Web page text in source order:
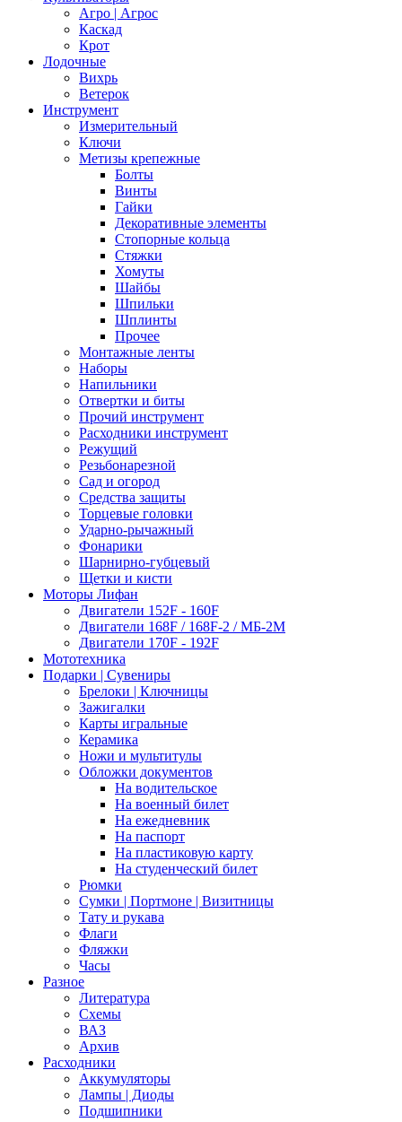
Агро | Агрос
Каскад
Крот
Лодочные
Вихрь
Ветерок
Инструмент
Измерительный
Ключи
Метизы крепежные
Болты
Винты
Гайки
Декоративные элементы
Стопорные кольца
Стяжки
Хомуты
Шайбы
Шпильки
Шплинты
Прочее
Монтажные ленты
Наборы
Напильники
Отвертки и биты
Прочий инструмент
Расходники инструмент
Режущий
Резьбонарезной
Сад и огород
Средства защиты
Торцевые головки
Ударно-рычажный
Фонарики
Шарнирно-губцевый
Щетки и кисти
Моторы Лифан
Двигатели 152F - 160F
Двигатели 168F / 168F-2 / МБ-2М
Двигатели 170F - 192F
Мототехника
Подарки | Сувениры
Брелоки | Ключницы
Зажигалки
Карты игральные
Керамика
Ножи и мультитулы
Обложки документов
На водительское
На военный билет
На ежедневник
На паспорт
На пластиковую карту
На студенческий билет
Рюмки
Сумки | Портмоне | Визитницы
Тату и рукава
Флаги
Фляжки
Часы
Разное
Литература
Схемы
ВАЗ
Архив
Расходники
Аккумуляторы
Лампы | Диоды
Подшипники